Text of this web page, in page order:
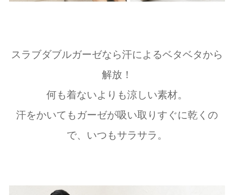
スラブダブルガーゼなら汗によるベタベタから
解放！
何も着ないよりも涼しい素材。
汗をかいてもガーゼが吸い取りすぐに乾くの
で、いつもサラサラ。